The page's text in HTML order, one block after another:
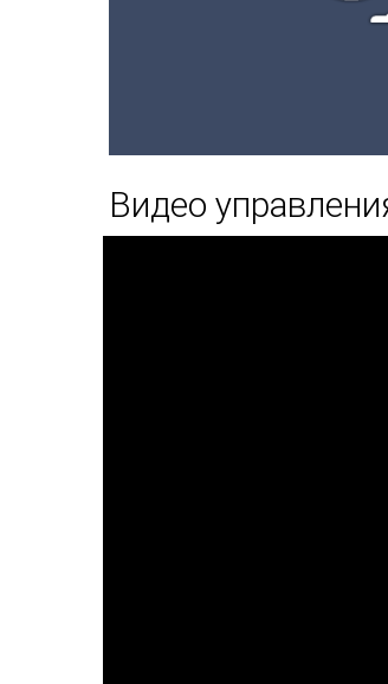
Видео